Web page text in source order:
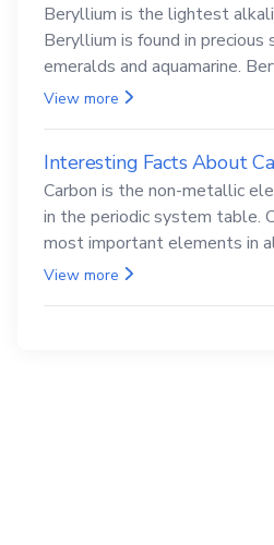
Beryllium is the lightest
Beryllium is found in precious
emeralds and aquamarine.
compounds are both
View more
Interesting Facts About
Carbon is the non-metallic
in the periodic system table.
most important elements in
as the back.
View more